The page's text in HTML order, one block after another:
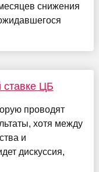
снижения
ставке ЦБ
проводят
хотя между
и
дискуссия,